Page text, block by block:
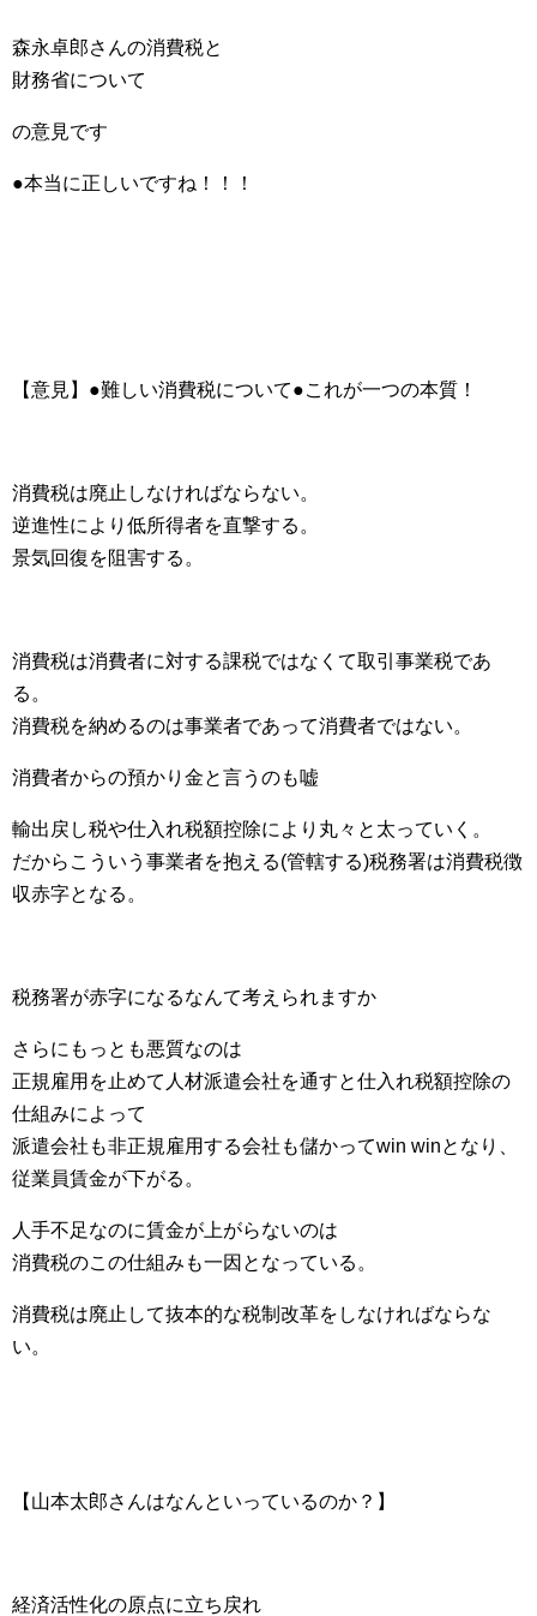
森永卓郎さんの消費税と
財務省について
の意見です
●本当に正しいですね！！！
【意見】●難しい消費税について●これが一つの本質！
消費税は廃止しなければならない。
逆進性により低所得者を直撃する。
景気回復を阻害する。
消費税は消費者に対する課税ではなくて取引事業税であ
る。
消費税を納めるのは事業者であって消費者ではない。
消費者からの預かり金と言うのも嘘
輸出戻し税や仕入れ税額控除により丸々と太っていく。
だからこういう事業者を抱える(管轄する)税務署は消費税徴
収赤字となる。
税務署が赤字になるなんて考えられますか
さらにもっとも悪質なのは
正規雇用を止めて人材派遣会社を通すと仕入れ税額控除の
仕組みによって
派遣会社も非正規雇用する会社も儲かってwin winとなり、
従業員賃金が下がる。
人手不足なのに賃金が上がらないのは
消費税のこの仕組みも一因となっている。
消費税は廃止して抜本的な税制改革をしなければならな
い。
【山本太郎さんはなんといっているのか？】
経済活性化の原点に立ち戻れ